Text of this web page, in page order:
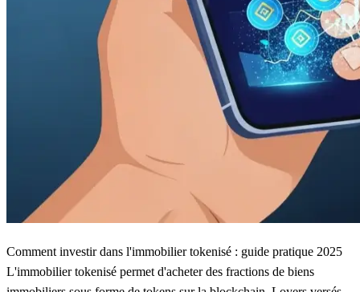
Comment investir dans l'immobilier tokenisé : guide pratique 2025
L'immobilier tokenisé permet d'acheter des fractions de biens